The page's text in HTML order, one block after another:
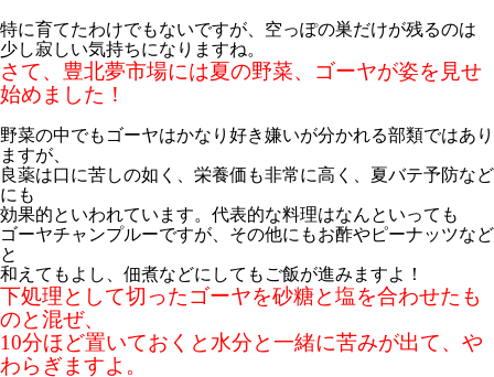
特に育てたわけでもないですが、空っぽの巣だけが残るのは
少し寂しい気持ちになりますね。
さて、豊北夢市場には夏の野菜、ゴーヤが姿を見せ
始めました！
野菜の中でもゴーヤはかなり好き嫌いが分かれる部類ではあり
ますが、
良薬は口に苦しの如く、栄養価も非常に高く、夏バテ予防など
にも
効果的といわれています。代表的な料理はなんといっても
ゴーヤチャンプルーですが、その他にもお酢やピーナッツなど
と
和えてもよし、佃煮などにしてもご飯が進みますよ！
下処理として切ったゴーヤを砂糖と塩を合わせたも
のと混ぜ、
10分ほど置いておくと水分と一緒に苦みが出て、や
わらぎますよ。